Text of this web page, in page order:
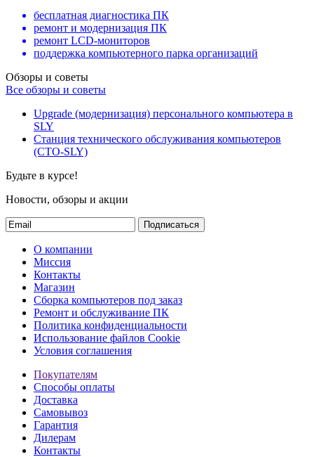
бесплатная диагностика ПК
ремонт и модернизация ПК
ремонт LCD-мониторов
поддержка компьютерного парка организаций
Обзоры и советы
Все обзоры и советы
Upgrade (модернизация) персонального компьютера в
SLY
Станция технического обслуживания компьютеров
(СТО-SLY)
Будьте в курсе!
Новости, обзоры и акции
Подписаться
О компании
Миссия
Контакты
Магазин
Сборка компьютеров под заказ
Ремонт и обслуживание ПК
Политика конфиденциальности
Использование файлов Cookie
Условия соглашения
Покупателям
Способы оплаты
Доставка
Самовывоз
Гарантия
Дилерам
Контакты